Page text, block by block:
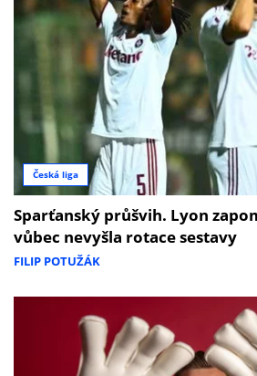
Česká liga
Sparťanský průšvih. Lyon
vůbec nevyšla rotace sestavy
FILIP POTUŽÁK